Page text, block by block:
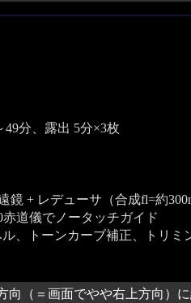
49分、露出 5分×3枚
鏡 + レデューサ（合成fl=約
道儀でノータッチガイド
、トーンカーブ補正、トリ
向（＝画面でやや右上方向）